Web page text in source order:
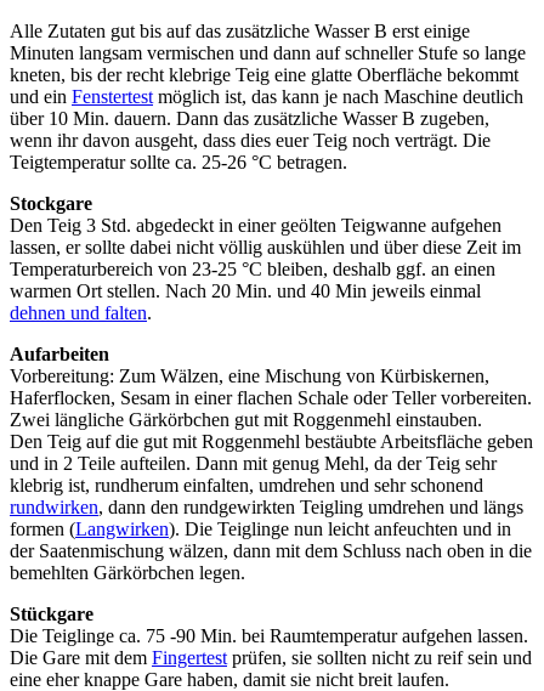
Alle Zutaten gut bis auf das zusätzliche Wasser B erst einige
Minuten langsam vermischen und dann auf schneller Stufe so lange
kneten, bis der recht klebrige Teig eine glatte Oberfläche bekommt
und ein Fenstertest möglich ist, das kann je nach Maschine deutlich
über 10 Min. dauern. Dann das zusätzliche Wasser B zugeben,
wenn ihr davon ausgeht, dass dies euer Teig noch verträgt. Die
Teigtemperatur sollte ca. 25-26 °C betragen.
Stockgare
Den Teig 3 Std. abgedeckt in einer geölten Teigwanne aufgehen
lassen, er sollte dabei nicht völlig auskühlen und über diese Zeit im
Temperaturbereich von 23-25 °C bleiben, deshalb ggf. an einen
warmen Ort stellen. Nach 20 Min. und 40 Min jeweils einmal
dehnen und falten.
Aufarbeiten
Vorbereitung: Zum Wälzen, eine Mischung von Kürbiskernen,
Haferflocken, Sesam in einer flachen Schale oder Teller vorbereiten.
Zwei längliche Gärkörbchen gut mit Roggenmehl einstauben.
Den Teig auf die gut mit Roggenmehl bestäubte Arbeitsfläche geben
und in 2 Teile aufteilen. Dann mit genug Mehl, da der Teig sehr
klebrig ist, rundherum einfalten, umdrehen und sehr schonend
rundwirken, dann den rundgewirkten Teigling umdrehen und längs
formen (Langwirken). Die Teiglinge nun leicht anfeuchten und in
der Saatenmischung wälzen, dann mit dem Schluss nach oben in die
bemehlten Gärkörbchen legen.
Stückgare
Die Teiglinge ca. 75 -90 Min. bei Raumtemperatur aufgehen lassen.
Die Gare mit dem Fingertest prüfen, sie sollten nicht zu reif sein und
eine eher knappe Gare haben, damit sie nicht breit laufen.